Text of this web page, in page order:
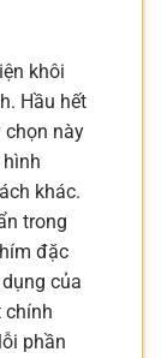
khôi
Hầu hết
chọn này
khác.
trong
đặc
của
chính
phần